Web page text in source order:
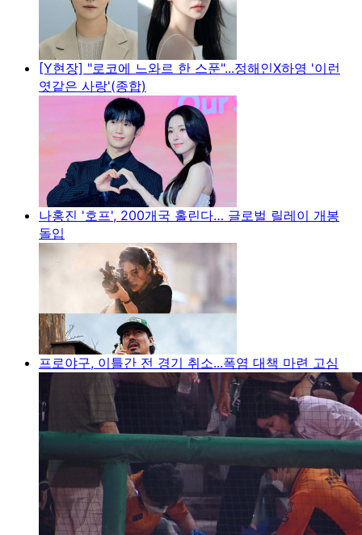
[Y현장] "로코에 느와르 한 스푼"...정해인X하영 '이런
엿같은 사랑'(종합)
나홍진 '호프', 200개국 홀린다… 글로벌 릴레이 개봉
돌입
프로야구, 이틀간 전 경기 취소...폭염 대책 마련 고심